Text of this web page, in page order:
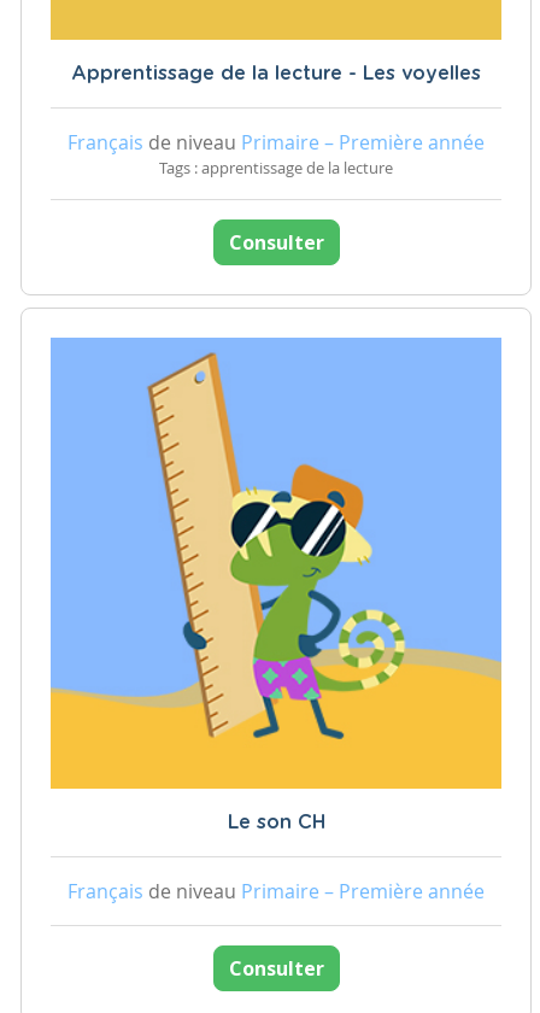
Apprentissage de la lecture - Les voyelles
Français de niveau Primaire – Première année
Tags : apprentissage de la lecture
Consulter
Le son CH
Français de niveau Primaire – Première année
Consulter